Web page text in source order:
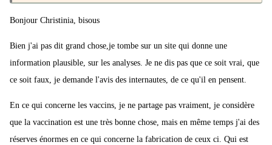
Bonjour Christinia, bisous
Bien j'ai pas dit grand chose,je tombe sur un site qui donne une
information plausible, sur les analyses. Je ne dis pas que ce soit vrai, que
ce soit faux, je demande l'avis des internautes, de ce qu'il en pensent.
En ce qui concerne les vaccins, je ne partage pas vraiment, je considère
que la vaccination est une très bonne chose, mais en même temps j'ai des
réserves énormes en ce qui concerne la fabrication de ceux ci. Qui est